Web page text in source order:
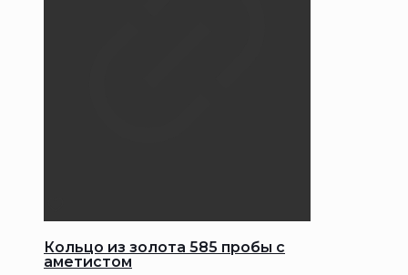
Кольцо из золота 585 пробы с
аметистом